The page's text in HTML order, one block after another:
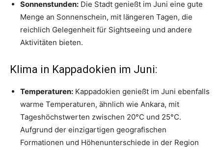
Sonnenstunden: Die Stadt genießt im Juni eine gute
Menge an Sonnenschein, mit längeren Tagen, die
reichlich Gelegenheit für Sightseeing und andere
Aktivitäten bieten.
Klima in Kappadokien im Juni:
Temperaturen: Kappadokien genießt im Juni ebenfalls
warme Temperaturen, ähnlich wie Ankara, mit
Tageshöchstwerten zwischen 20°C und 25°C.
Aufgrund der einzigartigen geografischen
Formationen und Höhenunterschiede in der Region